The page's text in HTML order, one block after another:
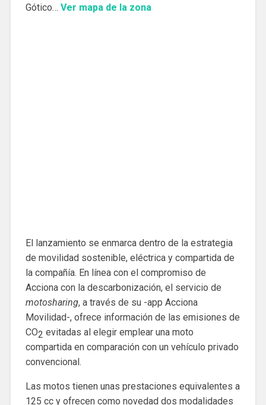
Gótico… Ver mapa de la zona
El lanzamiento se enmarca dentro de la estrategia
de movilidad sostenible, eléctrica y compartida de
la compañía. En línea con el compromiso de
Acciona con la descarbonización, el servicio de
motosharing, a través de su -app Acciona
Movilidad-, ofrece información de las emisiones de
CO2 evitadas al elegir emplear una moto
compartida en comparación con un vehículo privado
convencional.
Las motos tienen unas prestaciones equivalentes a
125 cc y ofrecen como novedad dos modalidades